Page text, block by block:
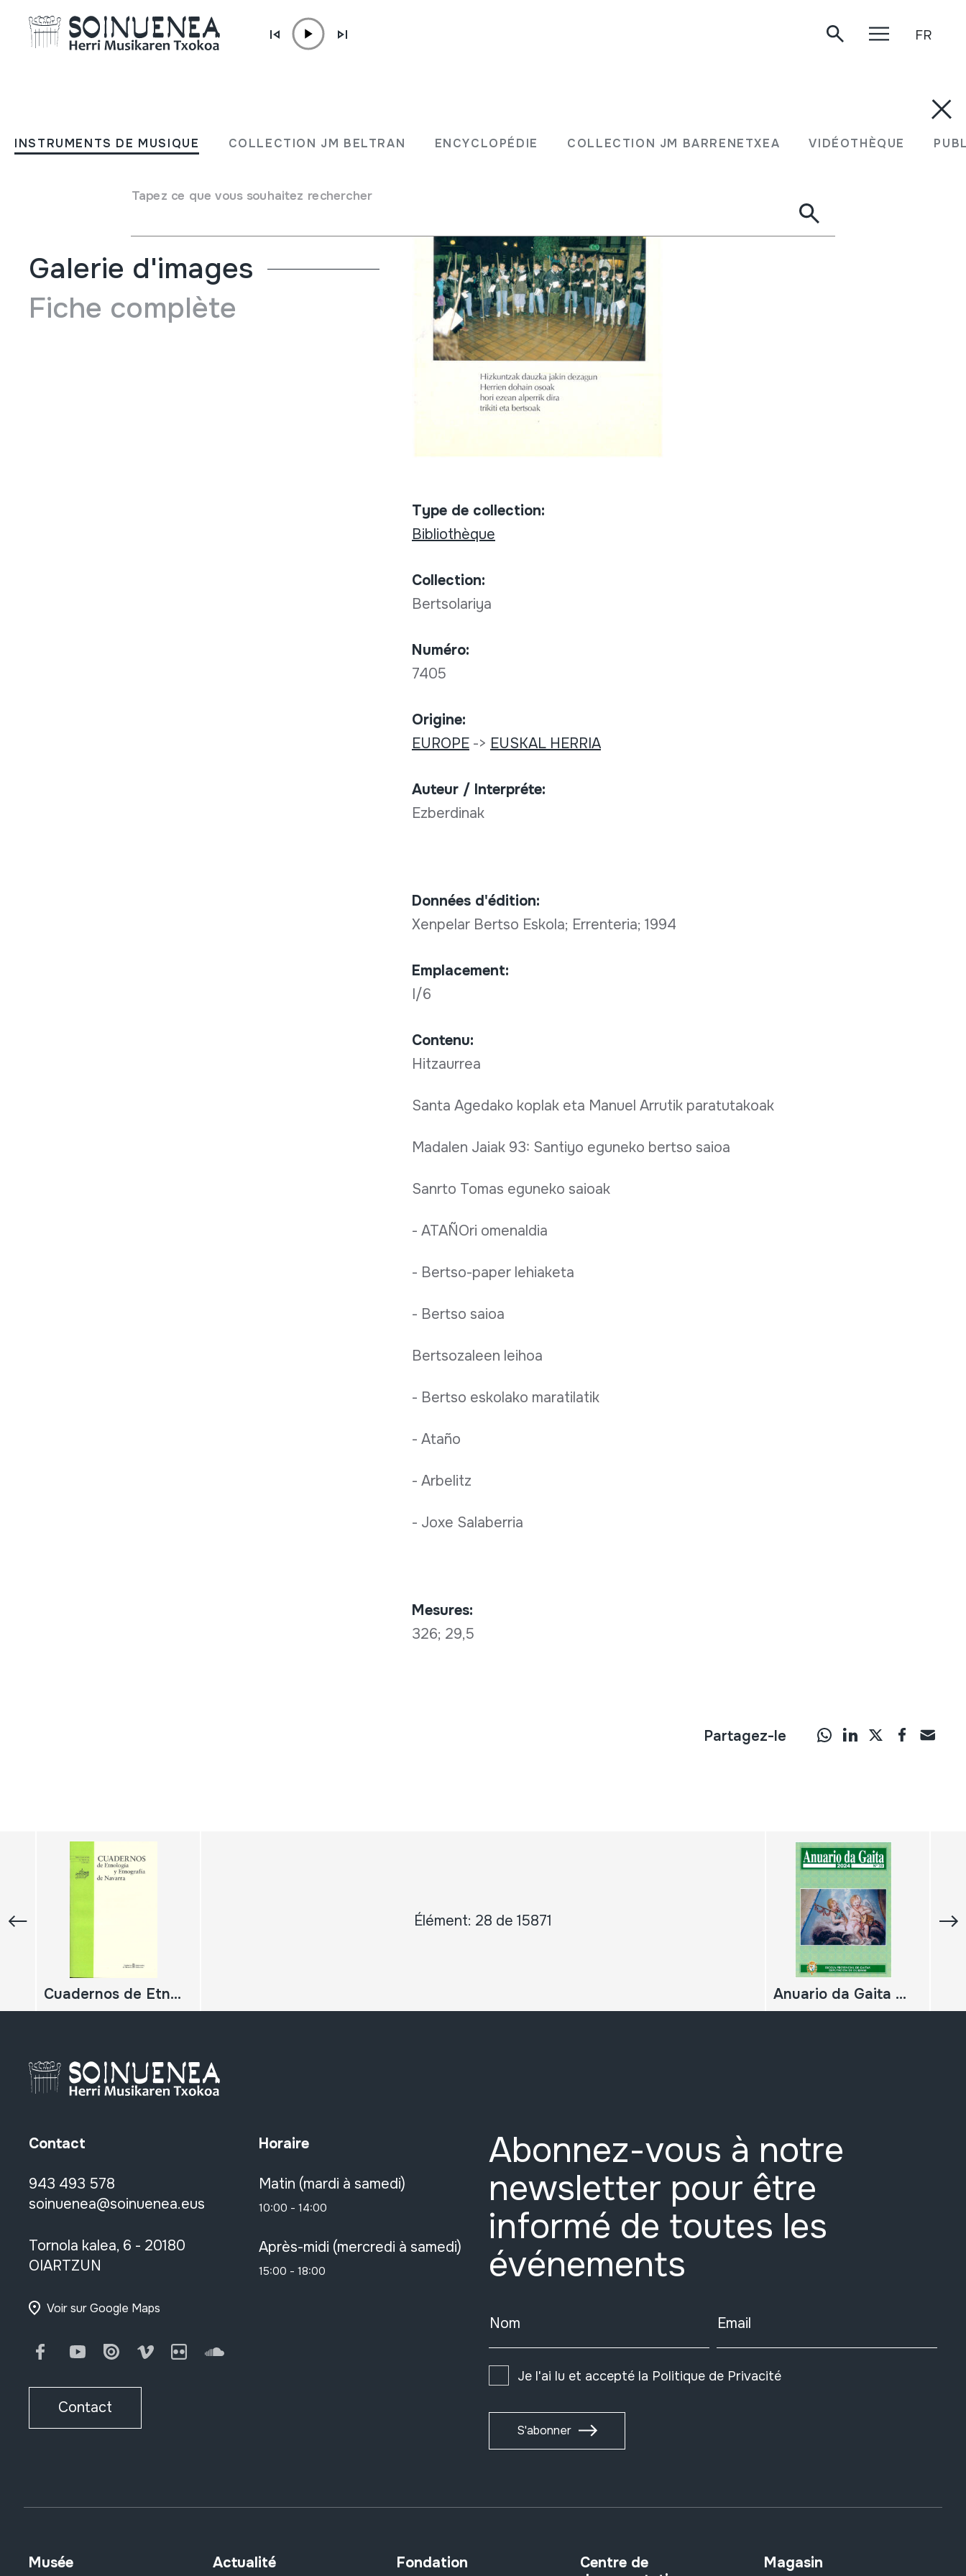
INSTRUMENTS DE MUSIQUE COLLECTION JM BELTRAN ENCYCLOPÉDIE COLLECTION JM BARRENETXEA VIDÉOTHÈQUE
Tapez ce que vous souhaitez rechercher
FR
Bertsolariya 5. zenbakia
Bibliothèque
Galerie d'images
Fiche complète
Type de collection:
Bibliothèque
Collection:
Bertsolariya
Numéro:
7405
Origine:
EUROPE-> EUSKAL HERRIA
Auteur / Interpréte:
Ezberdinak
Données d'édition:
Xenpelar Bertso Eskola; Errenteria; 1994
Emplacement:
I/6
Contenu:
Hitzaurrea
Santa Agedako koplak eta Manuel Arrutik paratutakoak
Madalen Jaiak 93: Santiyo eguneko bertso saioa
Sanrto Tomas eguneko saioak
- ATAÑOri omenaldia
- Bertso-paper lehiaketa
- Bertso saioa
Bertsozaleen leihoa
- Bertso eskolako maratilatik
- Ataño
- Arbelitz
- Joxe Salaberria
Mesures:
326; 29,5
Partagez-le
Élément: 28 de 15871
Cuadernos de Etnología y Etnografía de Navarra. 98-99 Anuario da Gaita 2024. Nº39
Contact
943 493 578
soinuenea@soinuenea.eus
Tornola kalea, 6 - 20180
OIARTZUN
Voir sur Google Maps
FacebookYoutubeIssuu Vimeo FlickrSoundCloud
Contact
Horaire
Matin (mardi à samedi)
10:00 - 14:00
Après-midi (mercredi à samedi)
15:00 - 18:00
Abonnez-vous à notre
newsletter pour être
informé de toutes les
événements
Nom Email
Je l'ai lu et accepté la Politique de Privacité
S'abonner
Musée Actualité Fondation
Centre de
Magasin